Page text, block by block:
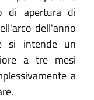
di apertura di
dell'anno
si intende un
a tre mesi
a